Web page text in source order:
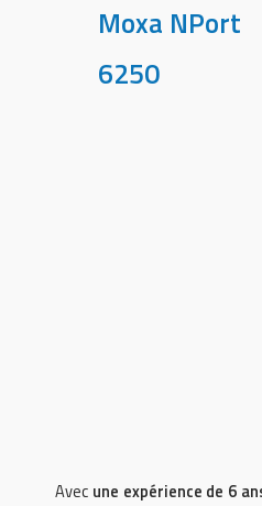
Moxa NPort
6250
Avec une expérience de 6